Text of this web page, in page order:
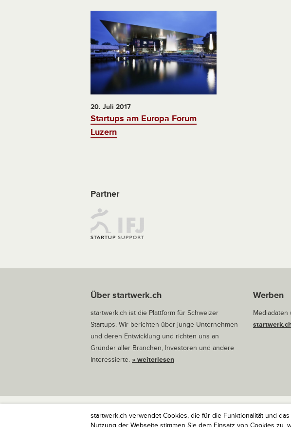
startwerk.ch verwendet Cookies, die für die Funktionalität und
Nutzung der Webseite stimmen Sie dem Einsatz von Cookies zu,
20. Juli 2017
Startups am Europa Forum
Luzern
Partner
Über startwerk.ch
startwerk.ch ist die Plattform für Schweizer
Startups. Wir berichten über junge Unternehmen
und deren Entwicklung und richten uns an
Gründer aller Branchen, Investoren und andere
Interessierte. » weiterlesen
Werben
Mediadaten
startwerk.ch ist die Plattform für Schweizer Startups. Alle Rechte